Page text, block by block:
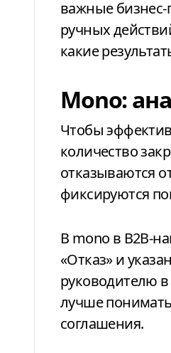
важные бизнес-
ручных
какие
Мono:
Чтобы эффективно управлять продажами, недостаточно знать только
количество
отказываются
фиксируются
В mono в B2B-
«Отказ» и
руководителю в
лучше
соглашения.